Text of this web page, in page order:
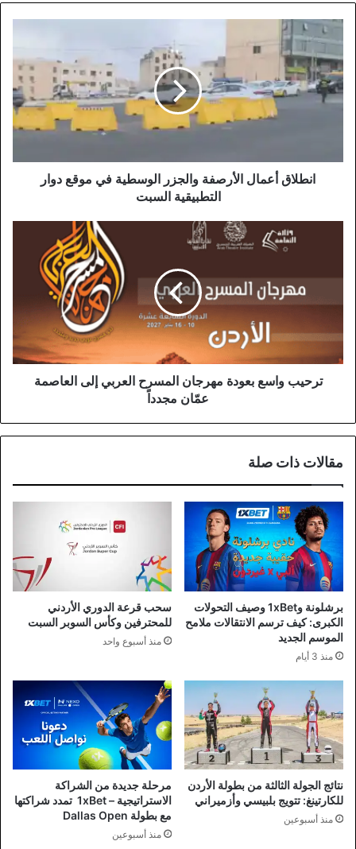
انطلاق
أعمال
الأرصفة
والجزر
الوسطية
التطبيقية
السبتانطلاق أعمال الأرصفة والجزر الوسطية في موقع دوار
التطبيقية السبت
مهرجان
العاصمة
عمّان
مجدداًترحيب واسع بعودة مهرجان المسرح العربي إلى العاصمة
عمّان مجدداً
مقالات ذات صلة
برشلونة و1xBet وصيف التحولات
الكبرى: كيف ترسم الانتقالات ملامح
الموسم الجديد
منذ 3 أيام
سحب قرعة الدوري الأردني
للمحترفين وكأس السوبر السبت
منذ أسبوع واحد
نتائج الجولة الثالثة من بطولة الأردن
للكارتينغ: تتويج بلبيسي وأزميراني
منذ أسبوعين
مرحلة جديدة من الشراكة
الاستراتيجية – 1xBet تمدد شراكتها
مع بطولة Dallas Open
منذ أسبوعين